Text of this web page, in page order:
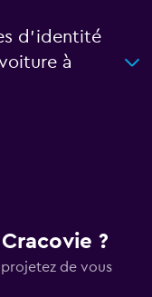
d'identité
à
?
projetez de vous